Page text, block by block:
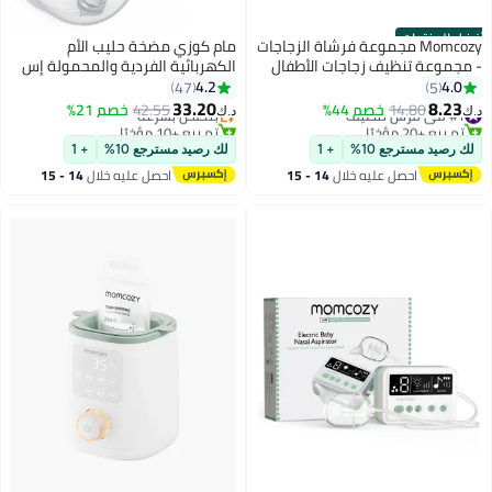
أفضل المنتجاتMomcozy مجموعة فرشاة الزجاجات
- مجموعة تنظيف زجاجات الأطفال
مع فرشاة سيليكون، فرشاة حلمة،
فرشاة قشة، موزع صابون، رف
للمنزل والسفر
4.0
5
د.ك‏8.23
14.80خصم 44% #1 في فرش تنظيف
تم بيع +20 مؤخرًا
#1 في فرش تنظيف
لك رصيد مسترجع 10% + 1
احصل عليه خلال 14 - 15
اغسطس
مام كوزي مضخة حليب الأم
الكهربائية الفردية والمحمولة إس
12 برو، ضوضاء منخفضة، شاشة
ذكية، 3 أنظمة و9 مستويات، باللون
الأبيض.
4.2
47
د.ك‏33.20
42.55خصم 21% بتخلّص بسرعة
تم بيع +10 مؤخرًا
بتخلّص بسرعة
لك رصيد مسترجع 10% + 1
احصل عليه خلال 14 - 15
اغسطس